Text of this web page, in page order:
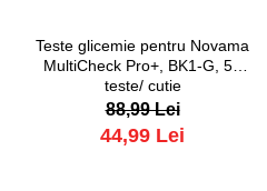
Teste glicemie pentru Novama
MultiCheck Pro+, BK1-G, 50
teste/ cutie
88,99 Lei
44,99 Lei